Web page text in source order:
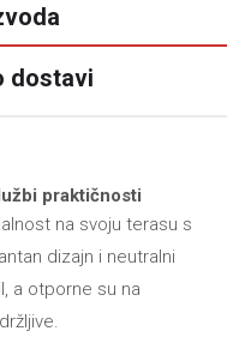
dostavi
praktičnosti
na svoju terasu s
dizajn i neutralni
a otporne su na